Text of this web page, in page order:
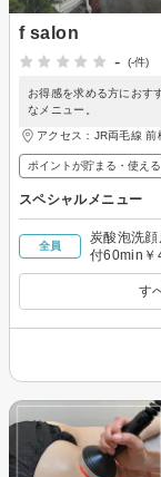
f salon
-
(-件)
お得感を求める方におす
なメニュー。
アクセス：JR両毛線
ポイントが貯まる・使える
スペシャルメニュー
全員
炭酸泡洗
付60min￥
す